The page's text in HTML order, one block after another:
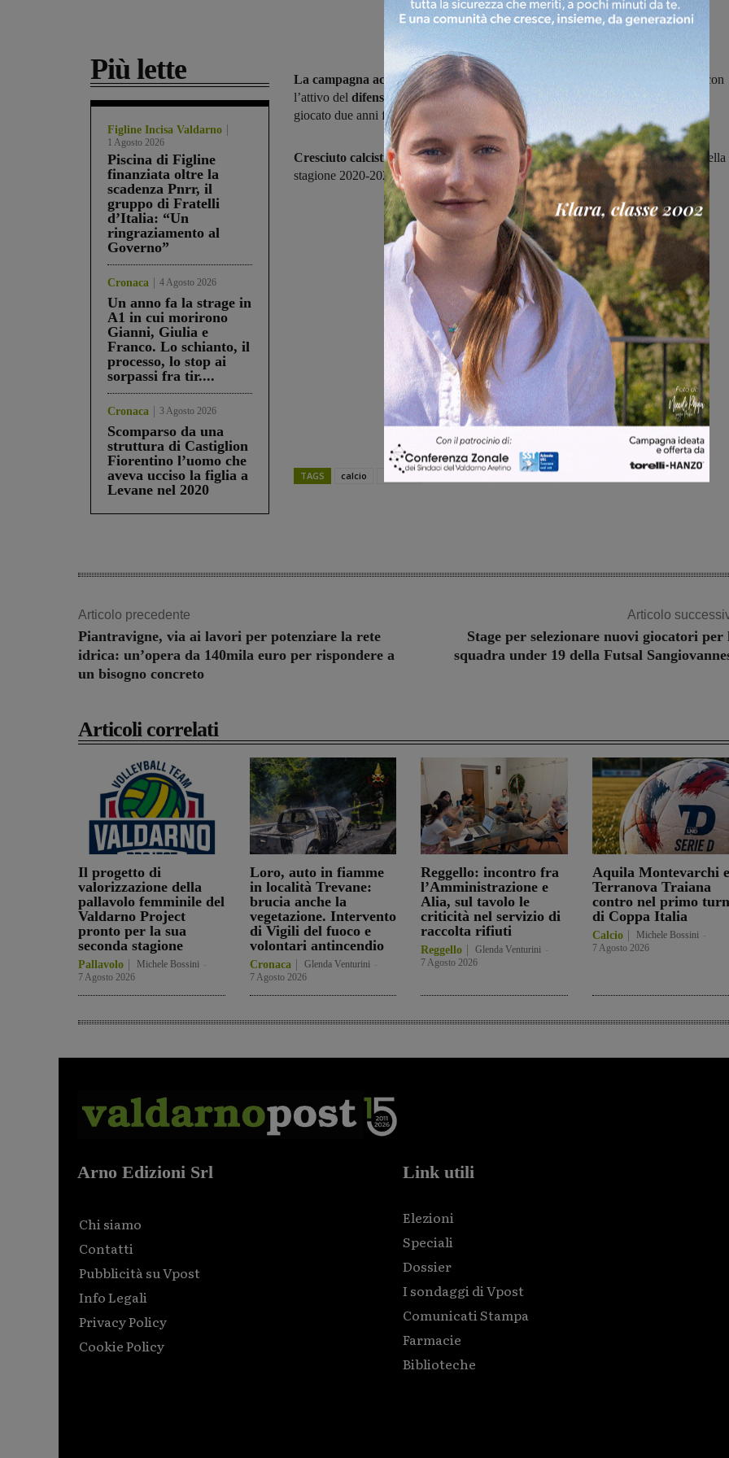
Più lette
Figline Incisa Valdarno
1 Agosto 2026
Piscina di Figline
finanziata oltre la
scadenza Pnrr, il
gruppo di Fratelli
d’Italia: “Un
ringraziamento al
Governo”
Cronaca 4 Agosto 2026
Un anno fa la strage in
A1 in cui morirono
Gianni, Giulia e
Franco. Lo schianto, il
processo, lo stop ai
sorpassi fra tir....
Cronaca 3 Agosto 2026
Scomparso da una
struttura di Castiglion
Fiorentino l’uomo che
aveva ucciso la figlia a
Levane nel 2020
La campagna acquisti del Terranuova Traian
a targato 2025-2026 si è aperta con
l’attivo del difensore centrale Federico Ficini,volto noto in Valdarno per avere
giocato due anni fa a Figline e lo scorso anno a Montevarchi.
Cresciuto calcisticamente nello Scandicci
con il quale ha debuttato in serie D nella
stagione 2020-2021, Ficini vanta 124 presenze e due gol in quarta serie.
TAGS calcio serie D
Articolo precedente
Piantravigne, via ai lavori per potenziare la rete
idrica: un’opera da 140mila euro per rispondere a
un bisogno concreto
Articolo
Stage per selezionare nuovi giocatori per
squadra under 19 della Futsal
Articoli correlati
Il progetto di
valorizzazione della
pallavolo femminile del
Valdarno Project
pronto per la sua
seconda stagione
Pallavolo Michele Bossini
7 Agosto 2026
Loro, auto in fiamme
in località Trevane:
brucia anche la
vegetazione. Intervento
di Vigili del fuoco e
volontari antincendio
Cronaca Glenda Venturini
7 Agosto 2026
Reggello: incontro fra
l’Amministrazione e
Alia, sul tavolo le
criticità nel servizio di
raccolta rifiuti
Reggello Glenda Venturini
7 Agosto 2026
Aquila Montevarchi e
Terranova Traiana
contro nel primo
di Coppa Italia
Calcio Michele Bossini
7 Agosto 2026
Arno Edizioni Srl
Chi siamo
Contatti
Pubblicità su Vpost
Info Legali
Privacy Policy
Cookie Policy
Link utili
Elezioni
Speciali
Dossier
I sondaggi di Vpost
Comunicati Stampa
Farmacie
Biblioteche